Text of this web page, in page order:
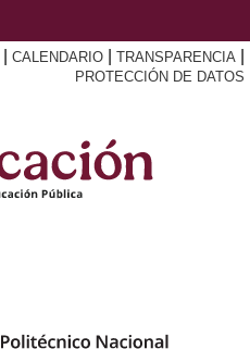
CALENDARIO TRANSPARENCIA
PROTECCIÓN DE DATOS